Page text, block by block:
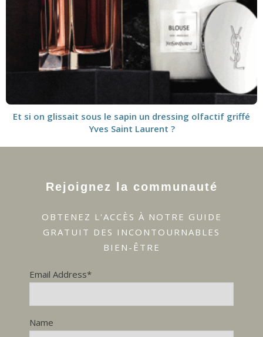
Et si on glissait sous le sapin un dressing olfactif griffé
Yves Saint Laurent ?
Rejoignez la communauté
OBTENEZ L'ACCÈS À NOTRE GUIDE
GRATUIT DES INCONTOURNABLES
BIEN-ÊTRE
Email Address*
Name